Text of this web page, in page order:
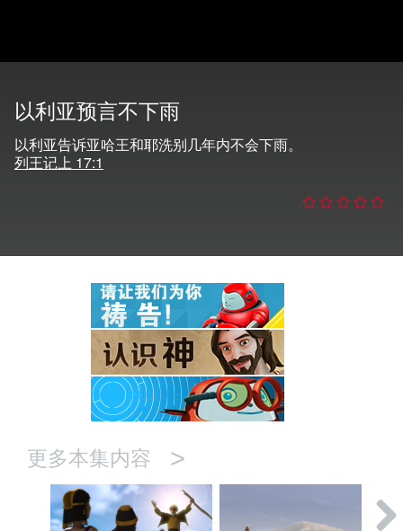
以利亚预言不下雨
以利亚告诉亚哈王和耶洗别几年内不会下雨。
列王记上 17:1
更多本集内容 >